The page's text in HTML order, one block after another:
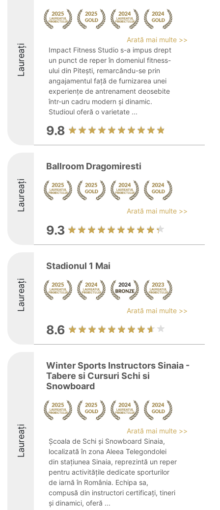
Laureați
Arată mai multe >>
Impact Fitness Studio s-a impus drept
un punct de reper în domeniul fitness-
ului din Pitești, remarcându-se prin
angajamentul față de furnizarea unei
experiențe de antrenament deosebite
într-un cadru modern și dinamic.
Studioul oferă o varietate ...
9.8
Laureați
Ballroom Dragomiresti
Arată mai multe >>
9.3
Laureați
Stadionul 1 Mai
Arată mai multe >>
8.6
Laureați
Winter Sports Instructors Sinaia -
Tabere si Cursuri Schi si
Snowboard
Arată mai multe >>
Școala de Schi și Snowboard Sinaia,
localizată în zona Aleea Telegondolei
din stațiunea Sinaia, reprezintă un reper
pentru activitățile dedicate sporturilor
de iarnă în România. Echipa sa,
compusă din instructori certificați, tineri
și dinamici, oferă ...